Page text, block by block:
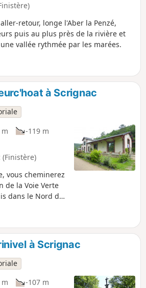
retour, longe l'Aber la Penzé,
puis au plus près de la rivière et
vallée rythmée par les marées.
à Scrignac
m
-119 m
vous cheminerez
de la Voie Verte
dans le Nord de
Monts d'Arrée.
à Scrignac
m
-107 m